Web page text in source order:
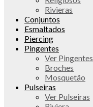
Rivieras
Conjuntos
Esmaltados
Piercing
Pingentes
Ver Pingentes
Broches
Mosquetão
Pulseiras
Ver Pulseiras